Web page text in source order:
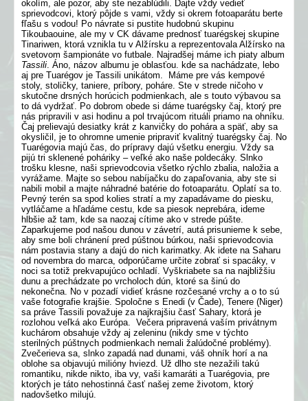
okolím, ale pozor, aby ste nezablúdili. Dajte vždy vedieť
sprievodcovi, ktorý pôjde s vami, vždy si okrem fotoaparátu berte
fľašu s vodou! Po návrate si pustite hudobnú skupinu
Tikoubaouine, ale my v CK dávame prednosť tuarégskej skupine
Tinariwen, ktorá vznikla tu v Alžírsku a reprezentovala Alžírsko na
svetovom šampionáte vo futbale. Najradšej máme ich piaty album
Tassili. Áno, názov albumu je oblasťou. kde sa nachádzate, lebo
aj pre Tuarégov je Tassili unikátom. Máme pre vás kempové
stoly, stoličky, taniere, príbory, poháre. Ste v strede ničoho v
skutočne drsných horúcich podmienkach, ale s touto výbavou sa
to dá vydržať. Po dobrom obede si dáme tuarégsky čaj, ktorý pre
nás pripravili v asi hodinu a pol trvajúcom rituáli priamo na ohníku.
Čaj prelievajú desiatky krát z kanvičky do pohára a späť, aby sa
okysličil, je to ohromne umenie pripraviť kvalitný tuarégsky čaj. No
Tuarégovia majú čas, do prípravy dajú všetku energiu. Vždy sa
pijú tri sklenené poháriky – veľké ako naše poldecáky. Slnko
trošku klesne, naši sprievodcovia všetko rýchlo zbalia, naložia a
vyrážame. Majte so sebou nabíjačku do zapaľovania, aby ste si
nabili mobil a majte náhradné batérie do fotoaparátu. Oplatí sa to.
Pevný terén sa spod kolies stratí a my zapadávame do piesku,
vytláčame a hľadáme cestu, kde sa piesok neprebára, ideme
hlbšie až tam, kde sa naozaj cítime ako v strede púšte.
Zaparkujeme pod našou dunou v závetrí, autá prisunieme k sebe,
aby sme boli chránení pred púštnou búrkou, naši sprievodcovia
nám postavia stany a dajú do nich karimatky. Ak idete na Saharu
od novembra do marca, odporúčame určite zobrať si spacáky, v
noci sa totiž prekvapujúco ochladí. Vyškriabete sa na najbližšiu
dunu a prechádzate po vrcholoch dún, ktoré sa šinú do
nekonečna. No v pozadí vidieť krásne rozčesané vrchy a o to sú
vaše fotografie krajšie. Spoločne s Enedi (v Čade), Tenere (Niger)
sa práve Tassili považuje za najkrajšiu časť Sahary, ktorá je
rozlohou veľká ako Európa. Večera pripravená vaším privátnym
kuchárom obsahuje vždy aj zeleninu (nikdy sme v týchto
sterilných púštnych podmienkach nemali žalúdočné problémy).
Zvečerieva sa, slnko zapadá nad dunami, váš ohník horí a na
oblohe sa objavujú milióny hviezd. Už dlho ste nezažili takú
romantiku, nikde nikto, iba vy, vaši kamaráti a Tuarégovia, pre
ktorých je táto nehostinná časť našej zeme životom, ktorý
nadovšetko milujú.